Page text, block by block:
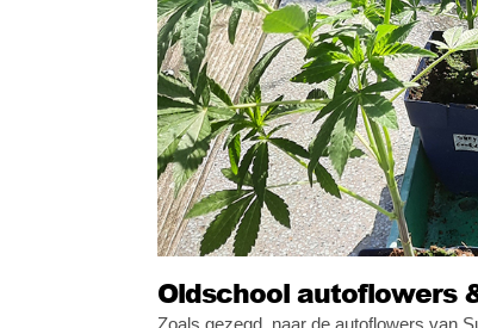
Oldschool autoflowers
Zoals gezegd, naar de autoflowers van